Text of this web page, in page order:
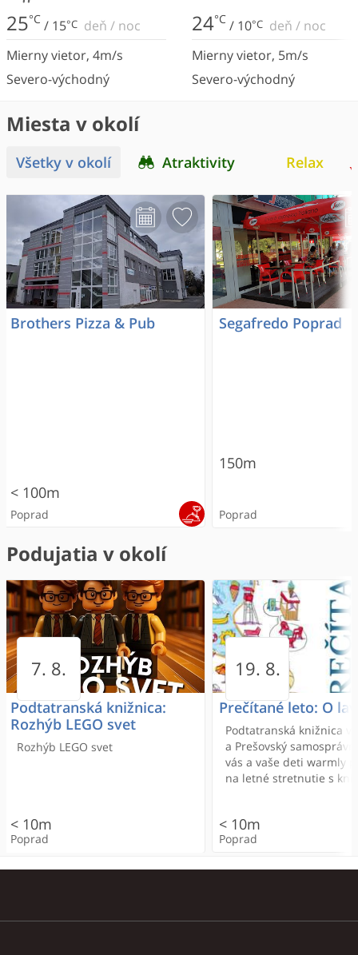
25°C / 15°C deň / noc
Mierny vietor, 4m/s
Severo-východný
24°C / 10°C deň / noc
Mierny vietor, 5m/s
Severo-východný
Miesta v okolí
Všetky v okolí Atraktivity Relax
Brothers Pizza & Pub
< 100m
Poprad
Segafredo Poprad
150m
Poprad
Paniq room Zážitkovňa
Masážny salón Pohodička All in one beauty
Brothers Pizza & Pub
< 100m
Segafredo Poprad
150m
Poprad
Paniq room Dojo Fit
300m
Penzión Jakub
400m
Poprad
Tatra Hotel
400m
ONLINE REZERVÁCIA
Poprad
Podujatia v okolí
Podtatranská knižnica:
Rozhýb LEGO svet
7. 8.
Rozhýb LEGO svet
< 10m
Poprad
Prečítané leto: O
19. 8.
Podtatranská knižnica v
a Prešovský
vás a vaše deti warmly
na letné stretnutie s
< 10m
Poprad